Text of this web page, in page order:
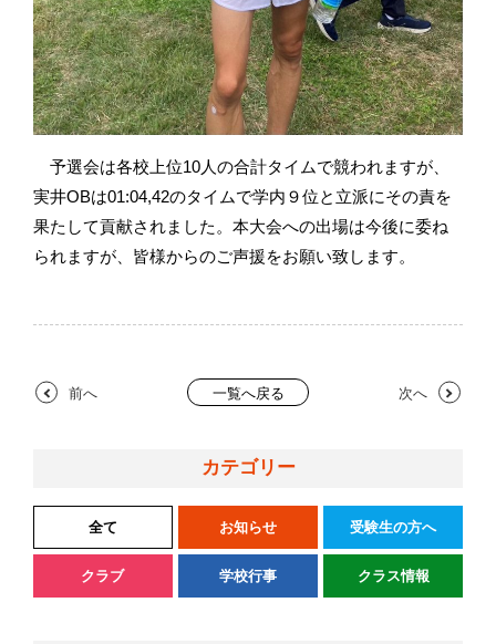
予選会は各校上位10人の合計タイムで競われますが、
実井OBは01:04,42のタイムで学内９位と立派にその責を
果たして貢献されました。本大会への出場は今後に委ね
られますが、皆様からのご声援をお願い致します。
前へ 一覧へ戻る 次へ
カテゴリー
全て お知らせ 受験生の方へ
クラブ 学校行事 クラス情報